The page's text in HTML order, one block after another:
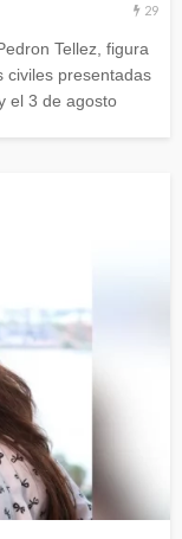
29
Tellez, figura
civiles presentadas
el 3 de agosto